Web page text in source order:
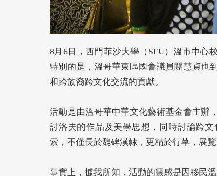
8月6日，西門菲沙大學（SFU）溫市中心
特別的是，溫哥華東區國會議員關慧貞也
和跨族裔跨文化交流的貢獻。
活動是由溫哥華中華文化藝術基金會主辦
討洛夫的作品及美學思想，同時討論跨
索，不僅長於魏碑漢隸，更精於行草，展
事實上，據我所知，活動的靈感是因移民